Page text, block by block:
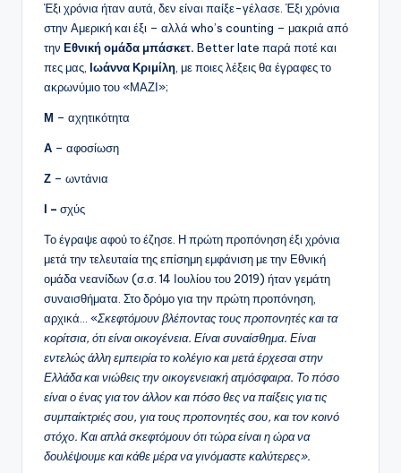
Έξι χρόνια ήταν αυτά, δεν είναι παίξε-γέλασε. Έξι χρόνια
στην Αμερική και έξι – αλλά who’s counting – μακριά από
την Εθνική ομάδα μπάσκετ. Better late παρά ποτέ και
πες μας, Ιωάννα Κριμίλη , με ποιες λέξεις θα έγραφες το
ακρωνύμιο του «ΜΑΖΙ»;
Μ – αχητικότητα
Α – αφοσίωση
Ζ – ωντάνια
Ι – σχύς
Το έγραψε αφού το έζησε. Η πρώτη προπόνηση έξι χρόνια
μετά την τελευταία της επίσημη εμφάνιση με την Εθνική
ομάδα νεανίδων (σ.σ. 14 Ιουλίου του 2019) ήταν γεμάτη
συναισθήματα. Στο δρόμο για την πρώτη προπόνηση,
αρχικά… «Σκεφτόμουν βλέποντας τους προπονητές και τα
κορίτσια, ότι είναι οικογένεια. Είναι συναίσθημα. Είναι
εντελώς άλλη εμπειρία το κολέγιο και μετά έρχεσαι στην
Ελλάδα και νιώθεις την οικογενειακή ατμόσφαιρα. Το πόσο
είναι ο ένας για τον άλλον και πόσο θες να παίξεις για τις
συμπαίκτριές σου, για τους προπονητές σου, και τον κοινό
στόχο. Και απλά σκεφτόμουν ότι τώρα είναι η ώρα να
δουλέψουμε και κάθε μέρα να γινόμαστε καλύτερες».